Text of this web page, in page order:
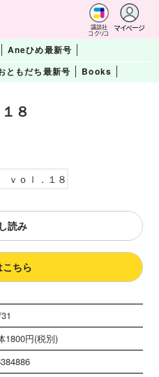
講談社
コクリコ
マイページ
Aneひめ最新号
ともだち最新号 Books
８
読み
ちら
1800円(税別)